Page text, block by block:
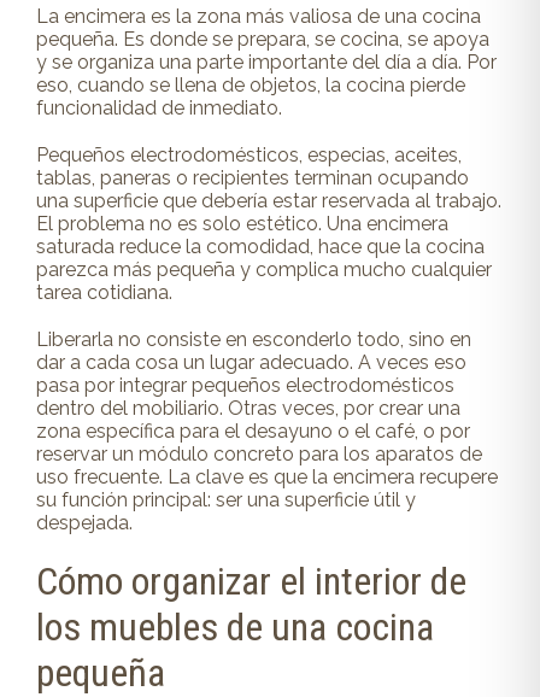
La encimera es la zona más valiosa de una cocina
pequeña. Es donde se prepara, se cocina, se apoya
y se organiza una parte importante del día a día. Por
eso, cuando se llena de objetos, la cocina pierde
funcionalidad de inmediato.
Pequeños electrodomésticos, especias, aceites,
tablas, paneras o recipientes terminan ocupando
una superficie que debería estar reservada al trabajo.
El problema no es solo estético. Una encimera
saturada reduce la comodidad, hace que la cocina
parezca más pequeña y complica mucho cualquier
tarea cotidiana.
Liberarla no consiste en esconderlo todo, sino en
dar a cada cosa un lugar adecuado. A veces eso
pasa por integrar pequeños electrodomésticos
dentro del mobiliario. Otras veces, por crear una
zona específica para el desayuno o el café, o por
reservar un módulo concreto para los aparatos de
uso frecuente. La clave es que la encimera recupere
su función principal: ser una superficie útil y
despejada.
Cómo organizar el interior de
los muebles de una cocina
pequeña